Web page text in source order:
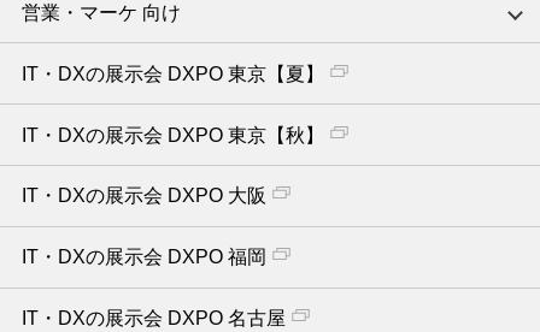
営業・マーケ 向け
IT・DXの展示会 DXPO 東京【夏】
IT・DXの展示会 DXPO 東京【秋】
IT・DXの展示会 DXPO 大阪
IT・DXの展示会 DXPO 福岡
IT・DXの展示会 DXPO 名古屋